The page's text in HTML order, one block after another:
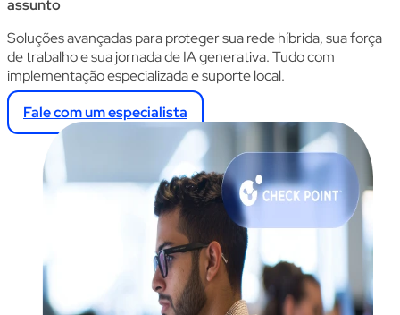
assunto
Soluções avançadas para proteger sua rede híbrida, sua força
de trabalho e sua jornada de IA generativa. Tudo com
implementação especializada e suporte local.
Fale com um especialista